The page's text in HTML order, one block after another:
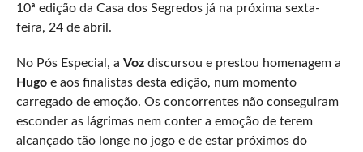
10ª edição da Casa dos Segredos já na próxima sexta-
feira, 24 de abril.
No Pós Especial, a Voz discursou e prestou homenagem a
Hugoe aos finalistas desta edição, num momento
carregado de emoção. Os concorrentes não conseguiram
esconder as lágrimas nem conter a emoção de terem
alcançado tão longe no jogo e de estar próximos do